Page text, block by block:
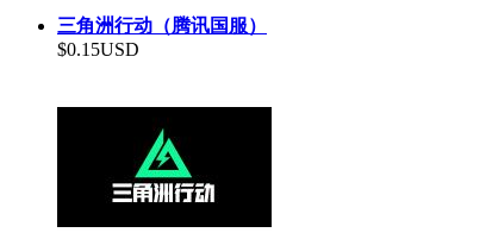
三角洲行动（腾讯国服）
$0.15USD